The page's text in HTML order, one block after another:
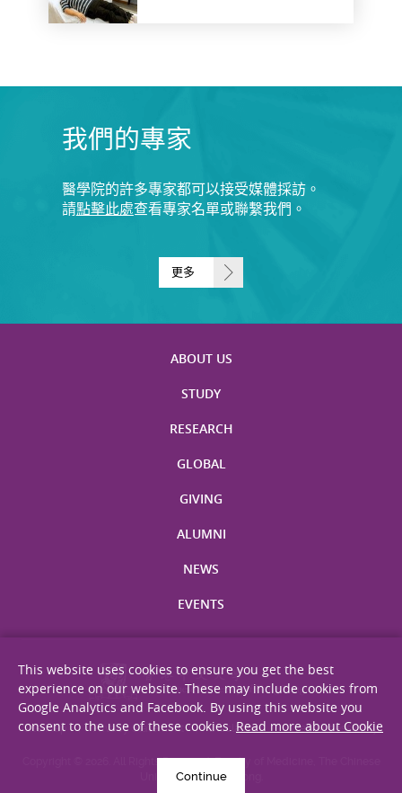
我們的專家
醫學院的許多專家都可以接受媒體採訪。
請點擊此處查看專家名單或聯繫我們。
更多
ABOUT US
STUDY
RESEARCH
GLOBAL
GIVING
ALUMNI
NEWS
EVENTS
Site Map Privacy Statement Disclaimer Web Accessibility
Copyright © 2026. All Rights Reserved. Faculty of Medicine, The Chinese
University of Hong Kong.
This website uses cookies to ensure you get the best
experience on our website. These may include cookies from
Google Analytics and Facebook. By using this website you
consent to the use of these cookies. Read more about Cookie
Continue